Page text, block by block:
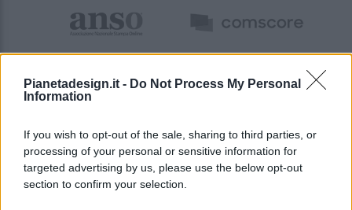
Pianetadesign.it - Do Not Process My Personal
Information
If you wish to opt-out of the sale, sharing to third parties, or
processing of your personal or sensitive information for
targeted advertising by us, please use the below opt-out
section to confirm your selection.
© 2026 - Pianeta Design - P.IVA 04827280654 - Testata
Registrata Al Tribunale Di Nocera Inferiore N. 8/2020 - RG N.